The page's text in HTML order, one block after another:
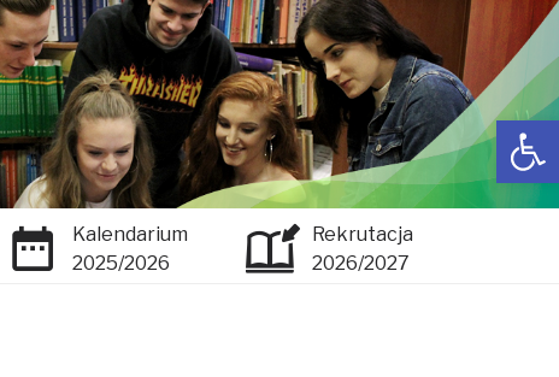
Open toolbar
Kalendarium
2025/2026
Rekrutacja
2026/2027